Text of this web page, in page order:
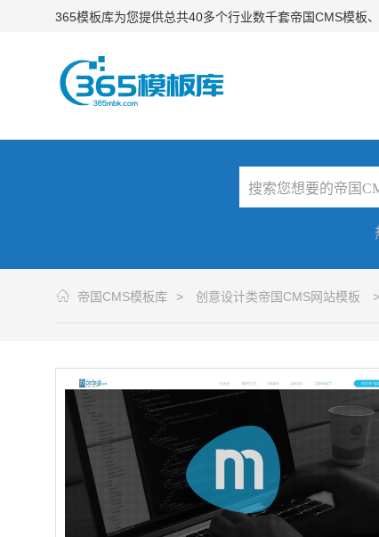
365模板库为您提供总共40多个行业数千套帝国CMS模板
帝国CMS模板库 > 创意设计类帝国CMS网站模板